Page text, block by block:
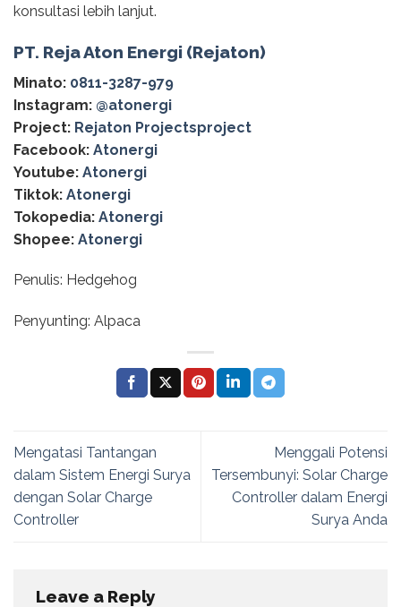
konsultasi lebih lanjut.
PT. Reja Aton Energi (Rejaton)
Minato: 0811-3287-979
Instagram: @‌atonergi
Project: Rejaton Projectsproject
Facebook: Atonergi
Youtube: Atonergi
Tiktok: Atonergi
Tokopedia: Atonergi
Shopee: Atonergi
Penulis: Hedgehog
Penyunting: Alpaca
Mengatasi Tantangan
dalam Sistem Energi Surya
dengan Solar Charge
Controller
Menggali Potensi
Tersembunyi: Solar Charge
Controller dalam Energi
Surya Anda
Leave a Reply